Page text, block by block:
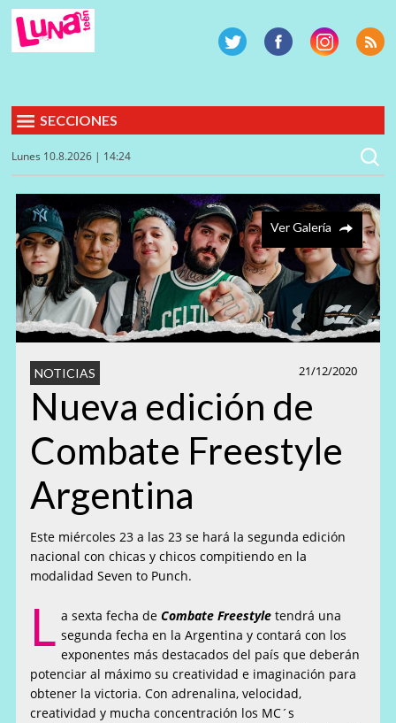
SECCIONES
Lunes 10.8.2026 | 14:24
Ver Galería
21/12/2020
NOTICIAS
Nueva edición de
Combate Freestyle
Argentina
Este miércoles 23 a las 23 se hará la segunda edición
nacional con chicas y chicos compitiendo en la
modalidad Seven to Punch.
L a sexta fecha de Combate Freestyletendrá una
segunda fecha en la Argentina y contará con los
exponentes más destacados del país que deberán
potenciar al máximo su creatividad e imaginación para
obtener la victoria. Con adrenalina, velocidad,
creatividad y mucha concentración los MC´s